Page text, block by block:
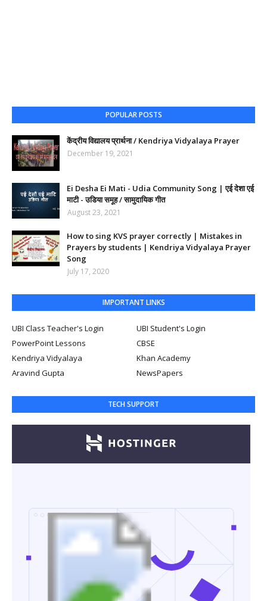
POPULAR POSTS
केंद्रीय विद्यालय प्रार्थना / Kendriya Vidyalaya Prayer
December 19, 2021
Ei Desha Ei Mati - Udia Community Song | एई देशा एई
माटी - उडिया समूह / सामुदायिक गीत
August 23, 2021
How to sing KVS prayer correctly | Mistakes in
Prayers by students | Kendriya Vidyalaya Prayer
Song
July 17, 2020
IMPORTANT LINKS
UBI Class Teacher's Login
UBI Student's Login
PowerPoint Lessons
CBSE
Kendriya Vidyalaya
Khan Academy
Aravind Gupta
NewsPapers
TECH SUPPORT